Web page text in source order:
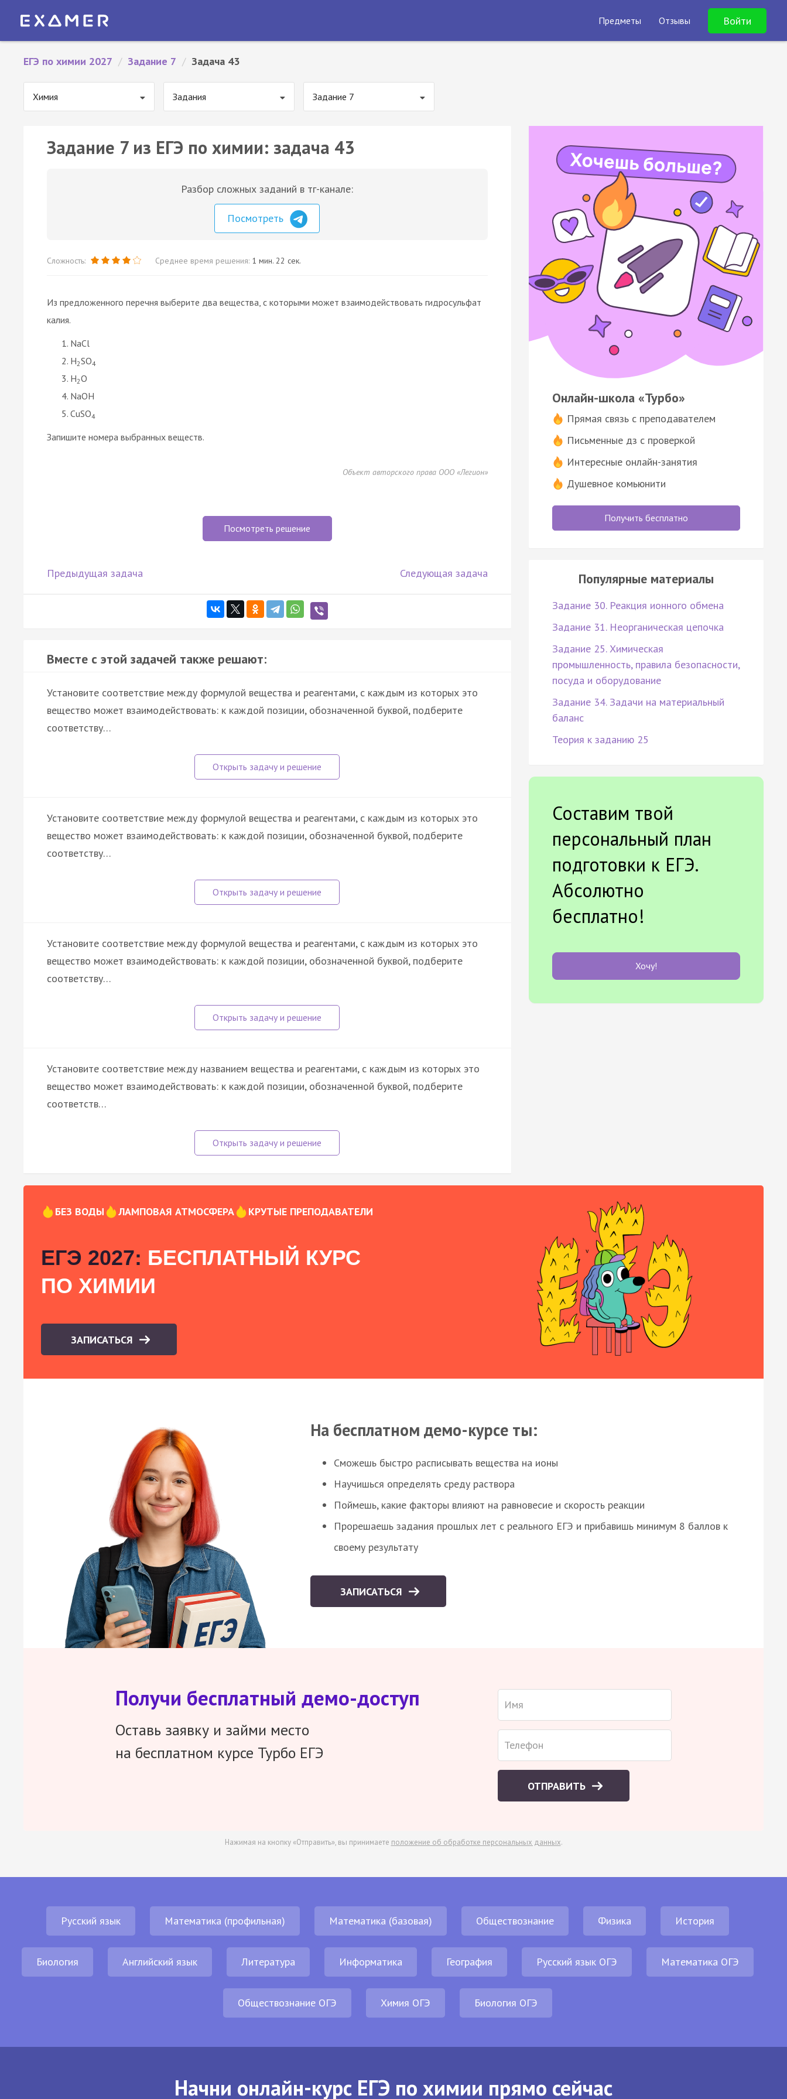
Предметы Отзывы Войти
ЕГЭ по химии 2027 / Задание 7 / Задача 43
Химия Задания Задание 7
Задание 7 из ЕГЭ по химии: задача 43
Разбор сложных заданий в тг-канале:
Посмотреть
Сложность: Среднее время решения: 1 мин. 22 сек.
Из предложенного перечня выберите два вещества, с которыми может взаимодействовать гидросульфат
калия.
NaCl
H2SO4
H2O
NaOH
CuSO4
Запишите номера выбранных веществ.
Объект авторского права ООО «Легион»
Посмотреть решение
Предыдущая задача Следующая задача
Вместе с этой задачей также решают:
Установите соответствие между формулой вещества и реагентами, с каждым из которых это
вещество может взаимодействовать: к каждой позиции, обозначенной буквой, подберите
соответству…
Установите соответствие между формулой вещества и реагентами, с каждым из которых это
вещество может взаимодействовать: к каждой позиции, обозначенной буквой, подберите
соответству…
Установите соответствие между формулой вещества и реагентами, с каждым из которых это
вещество может взаимодействовать: к каждой позиции, обозначенной буквой, подберите
соответству…
Установите соответствие между названием вещества и реагентами, с каждым из которых это
вещество может взаимодействовать: к каждой позиции, обозначенной буквой, подберите
соответств…
Онлайн-школа «Турбо»
Прямая связь с преподавателем
Письменные дз с проверкой
Интересные онлайн-занятия
Душевное комьюнити
Получить бесплатно
Популярные материалы
Задание 30. Реакция ионного обмена
Задание 31. Неорганическая цепочка
Задание 25. Химическая
промышленность, правила безопасности,
посуда и оборудование
Задание 34. Задачи на материальный
баланс
Теория к заданию 25
Составим твой
персональный план
подготовки к ЕГЭ.
Абсолютно
бесплатно!
Хочу!
БЕЗ ВОДЫ ЛАМПОВАЯ АТМОСФЕРА КРУТЫЕ ПРЕПОДАВАТЕЛИ
ЕГЭ 2027: БЕСПЛАТНЫЙ КУРС
ПО ХИМИИ
ЗАПИСАТЬСЯ
На бесплатном демо-курсе ты:
Сможешь быстро расписывать вещества на ионы
Научишься определять среду раствора
Поймешь, какие факторы влияют на равновесие и скорость реакции
Прорешаешь задания прошлых лет с реального ЕГЭ и прибавишь минимум 8 баллов к
своему результату
ЗАПИСАТЬСЯ
Получи бесплатный демо-доступ
Оставь заявку и займи место
на бесплатном курсе Турбо ЕГЭ
ОТПРАВИТЬ
Нажимая на кнопку «Отправить», вы принимаете положение об обработке персональных данных.
Русский язык Математика (профильная) Математика (базовая) Обществознание Физика История
Биология Английский язык Литература Информатика География Русский язык ОГЭ Математика ОГЭ
Обществознание ОГЭ Химия ОГЭ Биология ОГЭ
Начни онлайн-курс ЕГЭ по химии прямо сейчас